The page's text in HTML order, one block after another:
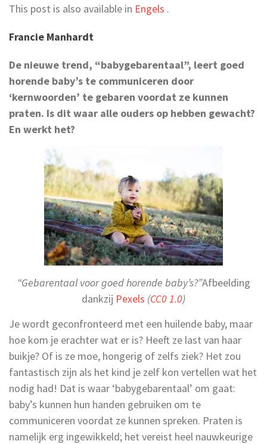
This post is also available in Engels .
Francie Manhardt
De nieuwe trend, “babygebarentaal”, leert goed
horende baby’s te communiceren door
‘kernwoorden’ te gebaren voordat ze kunnen
praten. Is dit waar alle ouders op hebben gewacht?
En werkt het?
“Gebarentaal voor goed horende baby’s?”Afbeelding
dankzij Pexels (CC0 1.0)
Je wordt geconfronteerd met een huilende baby, maar
hoe kom je erachter wat er is? Heeft ze last van haar
buikje? Of is ze moe, hongerig of zelfs ziek? Het zou
fantastisch zijn als het kind je zelf kon vertellen wat het
nodig had! Dat is waar ‘babygebarentaal’ om gaat:
baby’s kunnen hun handen gebruiken om te
communiceren voordat ze kunnen spreken. Praten is
namelijk erg ingewikkeld; het vereist heel nauwkeurige